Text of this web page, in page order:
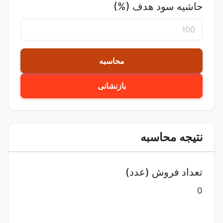
حاشیه سود هدف (%)
بازنشانی
محاسبه
نتیجه محاسبه
تعداد فروش (عدد)
0